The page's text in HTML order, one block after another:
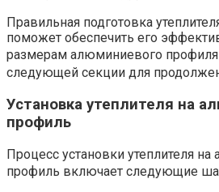
Правильная подготовка
поможет обеспечить его
размерам алюминиевого
следующей секции для
Установка утеплителя на
профиль
Процесс установки утеплителя
профиль включает следующие